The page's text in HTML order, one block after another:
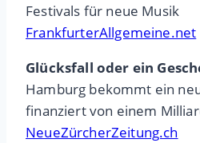
Festivals für neue Musik
FrankfurterAllgemeine.net
Glücksfall oder ein
Hamburg bekommt ein
finanziert von einem
NeueZürcherZeitung.ch